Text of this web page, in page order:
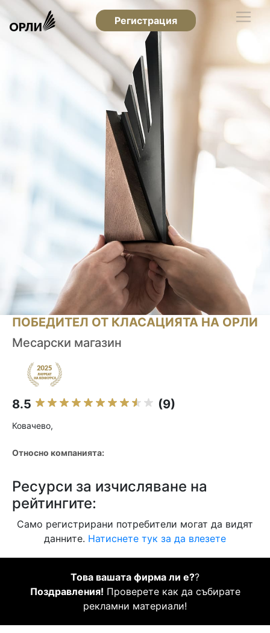
Регистрация
ПОБЕДИТЕЛ ОТ КЛАСАЦИЯТА НА ОРЛИ
Месарски магазин
8.5 (9)
Ковачево,
Относно компанията:
Ресурси за изчисляване на
рейтингите:
Само регистрирани потребители могат да видят
данните. Натиснете тук за да влезете
Това вашата фирма ли е??
Поздравления! Проверете как да събирате
рекламни материали!